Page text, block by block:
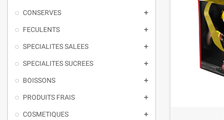
CONSERVES 
FECULENTS 
SPECIALITES SALEES 
SPECIALITES SUCREES 
BOISSONS 
PRODUITS FRAIS 
COSMETIQUES 